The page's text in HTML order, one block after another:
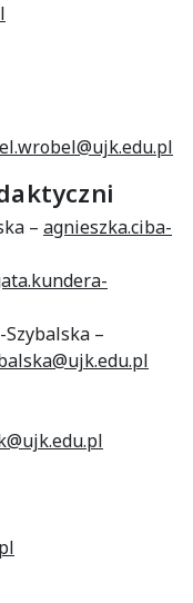
– agnieszka.ciba-
–